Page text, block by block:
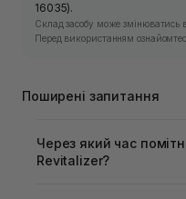
16035).
Склад засобу може змінюватись
Перед використанням
Поширені запитання
Через який час
Revitalizer?